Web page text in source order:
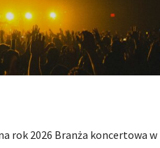
rok 2026 Branża koncertowa w